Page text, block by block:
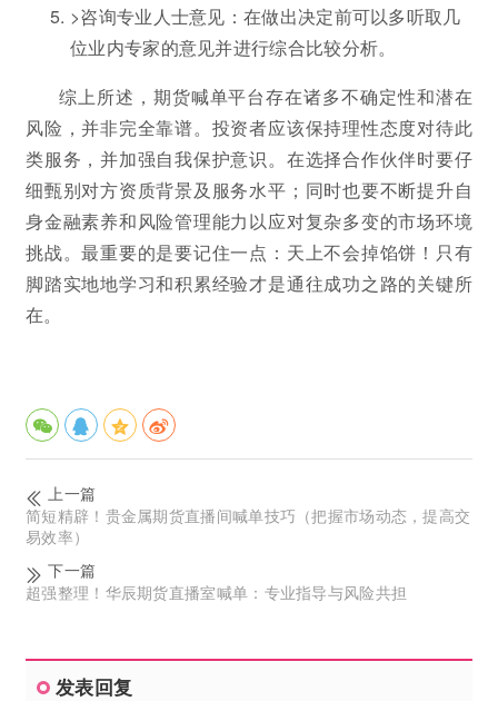
>咨询专业人士意见：在做出决定前可以多听取几
位业内专家的意见并进行综合比较分析。
综上所述，期货喊单平台存在诸多不确定性和潜在
风险，并非完全靠谱。投资者应该保持理性态度对待此
类服务，并加强自我保护意识。在选择合作伙伴时要仔
细甄别对方资质背景及服务水平；同时也要不断提升自
身金融素养和风险管理能力以应对复杂多变的市场环境
挑战。最重要的是要记住一点：天上不会掉馅饼！只有
脚踏实地地学习和积累经验才是通往成功之路的关键所
在。
上一篇
简短精辟！贵金属期货直播间喊单技巧（把握市场动态，提高交
易效率）
下一篇
超强整理！华辰期货直播室喊单：专业指导与风险共担
发表回复